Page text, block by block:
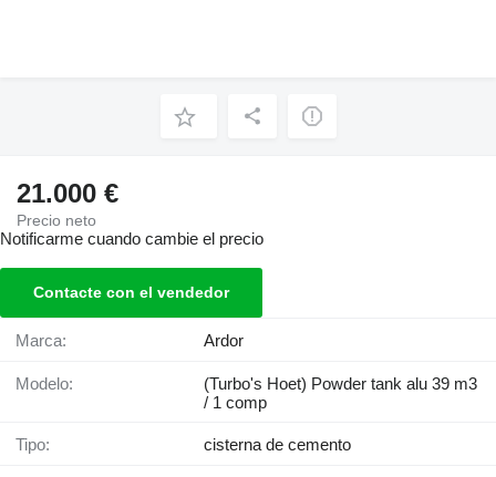
21.000 €
Precio neto
Notificarme cuando cambie el precio
Contacte con el vendedor
Marca: Ardor
Modelo:
(Turbo's Hoet) Powder tank alu 39 m3
/ 1 comp
Tipo: cisterna de cemento